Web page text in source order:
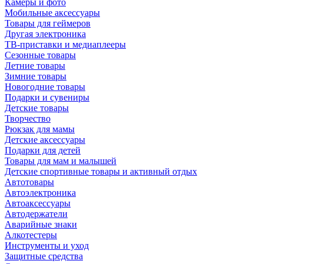
Камеры и фото
Мобильные аксессуары
Товары для геймеров
Другая электроника
ТВ-приставки и медиаплееры
Сезонные товары
Летние товары
Зимние товары
Новогодние товары
Подарки и сувениры
Детские товары
Творчество
Рюкзак для мамы
Детские аксессуары
Подарки для детей
Товары для мам и малышей
Детские спортивные товары и активный отдых
Автотовары
Автоэлектроника
Автоаксессуары
Автодержатели
Аварийные знаки
Алкотестеры
Инструменты и уход
Защитные средства